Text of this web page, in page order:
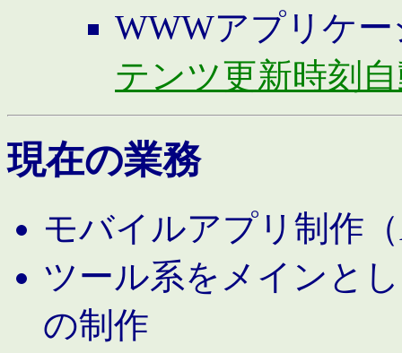
WWWアプリケ
テンツ更新時刻
現在の業務
モバイルアプリ制作
ツール系をメインと
の制作